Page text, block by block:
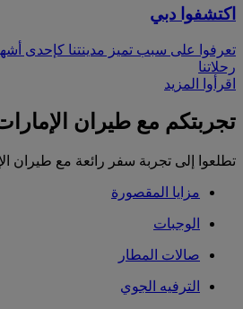
اكتشفوا دبي
تعرفوا على سبب تميز مدينتنا كإحدى
رحلاتنا
اقرأوا المزيد
تجربتكم مع طيران
تطلعوا إلى تجربة سفر رائعة مع طيران
مزايا المقصورة
الوجبات
صالات المطار
الترفيه الجوي